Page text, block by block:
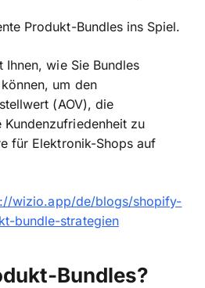
Produkt-Bundles ins Spiel.
wie Sie Bundles
um den
(AOV), die
Kundenzufriedenheit zu
für Elektronik-Shops auf
wizio.app/de/blogs/shopify-
bundle-strategien
Bundles?